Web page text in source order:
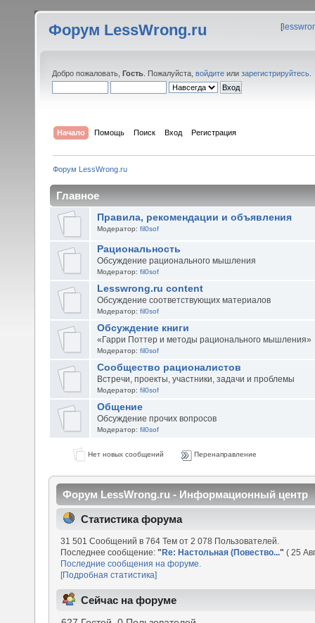
Форум LessWrong.ru [
Добро пожаловать, Гость . Пожалуйста, войдите или зарегистрируйтесь
Начало Помощь Поиск Вход Регистрация
Форум LessWrong.ru
Главное
Правила, рекомендации и объявления
Модератор: fil0sof
Рациональность
Обсуждение рационального мышления
Модератор: fil0sof
Lesswrong.ru content
Обсуждение соответствующих материалов
Модератор: fil0sof
Обсуждение книги
«Гарри Поттер и методы рационального мышления»
Модератор: fil0sof
Сообщество рационалистов
Встречи, проекты, участники, задачи и проблемы
Модератор: fil0sof
Общение
Обсуждение прочих вопросов
Модератор: fil0sof
Нет новых сообщений Перенаправление
Форум LessWrong.ru - Информационный центр
Статистика форума
31 501 Сообщений в 764 Тем от 2 078 Пользователей.
Последнее сообщение:"Re: Настольная (Повество..." ( 25
Последние сообщения на форуме.
[Подробная статистика]
Сейчас на форуме